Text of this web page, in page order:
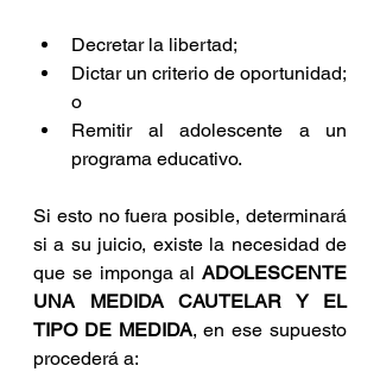
Decretar la libertad;
Dictar un criterio de oportunidad;
o
Remitir al adolescente a un
programa educativo.
Si esto no fuera posible, determinará
si a su juicio, existe la necesidad de
que se imponga al ADOLESCENTE
UNA MEDIDA CAUTELAR Y EL
TIPO DE MEDIDA, en ese supuesto
procederá a: